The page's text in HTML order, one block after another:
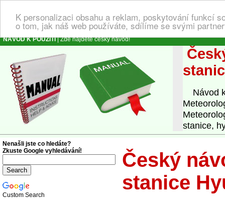
K personalizaci obsahu a reklam, poskytování funkcí
o tom, jak náš web používáte, sdílíme se svými
NÁVOD K POUŽITÍ| Zde najdete český návod!
Návod k
stanice,
Český
stanice
Nenašli jste co hledáte?
Zkuste Google vyhledávání!
Custom Search